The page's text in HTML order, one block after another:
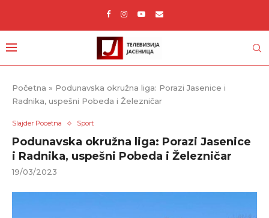
Početna » Podunavska okružna liga: Porazi Jasenice i
Radnika, uspešni Pobeda i Železničar
Slajder Pocetna Sport
Podunavska okružna liga: Porazi Jasenice
i Radnika, uspešni Pobeda i Železničar
19/03/2023